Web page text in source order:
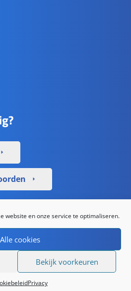
website en onze service te optimaliseren.
Alle cookies
Bekijk voorkeuren
Privacy
arrow_right
arrow_right
bijWebwinkelKeur